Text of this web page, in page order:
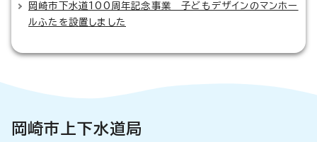
岡崎市下水道100周年記念事業 子どもデザインのマンホー
ルふたを設置しました
岡崎市上下水道局